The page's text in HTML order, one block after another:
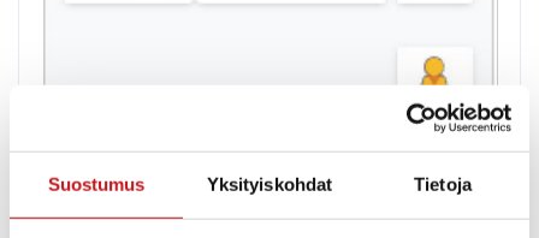
Suostumus Yksityiskohdat Tietoja